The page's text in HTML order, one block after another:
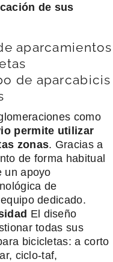
de sus
aparcamientos
de aparcabicis
como
permite utilizar
zonas. Gracias a
de forma habitual
un apoyo
de
dedicado.
El diseño
todas sus
bicicletas: a corto
ciclo-taf,